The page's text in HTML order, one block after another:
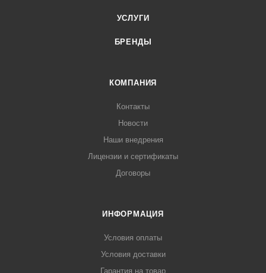
УСЛУГИ
БРЕНДЫ
КОМПАНИЯ
Контакты
Новости
Наши внедрения
Лицензии и сертификаты
Договоры
ИНФОРМАЦИЯ
Условия оплаты
Условия доставки
Гарантия на товар